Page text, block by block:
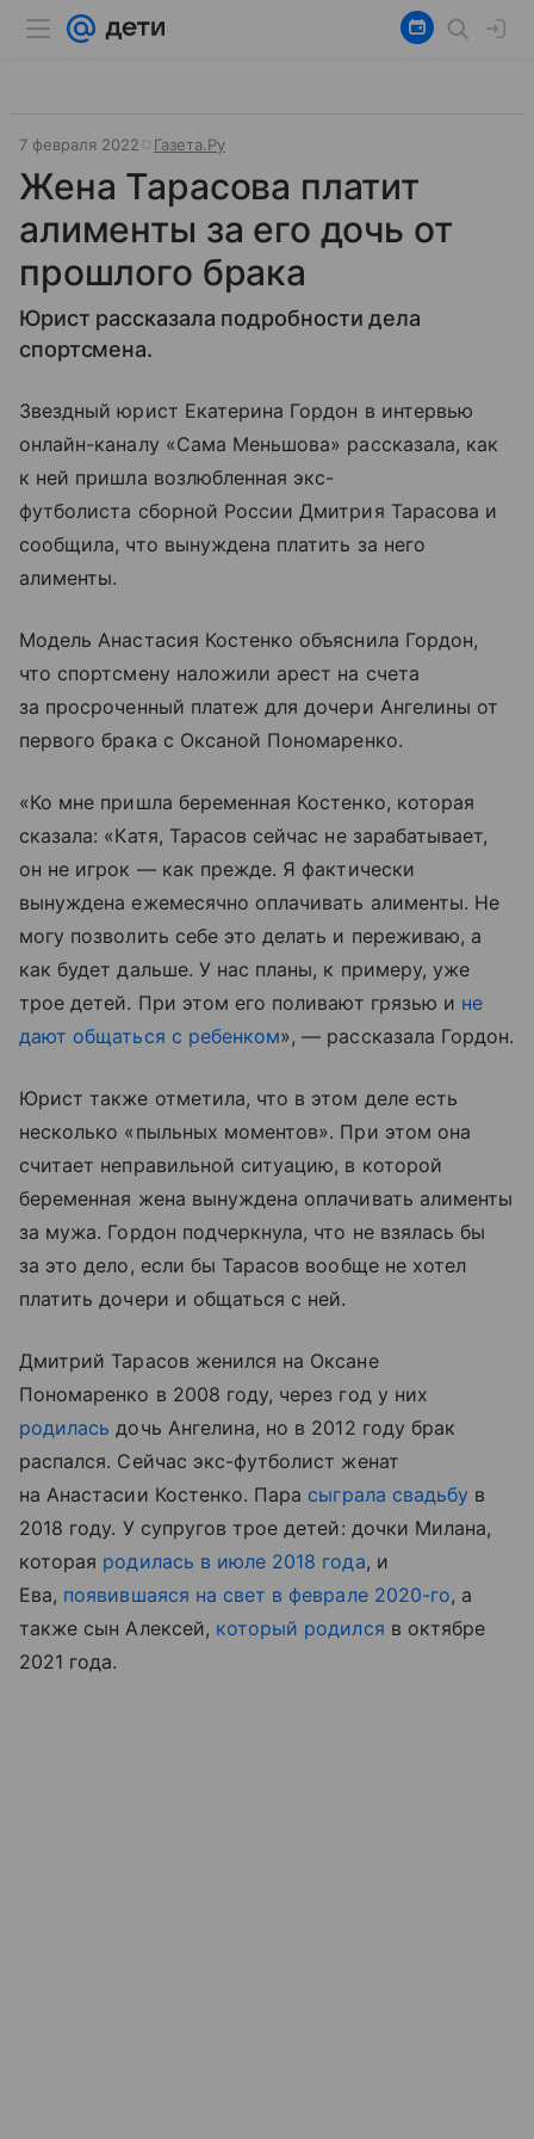
7 февраля 2022 Газета.Ру
Жена Тарасова платит
алименты за его дочь от
прошлого брака
Юрист рассказала подробности дела
спортсмена.
Звездный юрист Екатерина Гордон в интервью
онлайн-каналу «Сама Меньшова» рассказала, как
к ней пришла возлюбленная экс-
футболиста сборной России Дмитрия Тарасова и
сообщила, что вынуждена платить за него
алименты.
Модель Анастасия Костенко объяснила Гордон,
что спортсмену наложили арест на счета
за просроченный платеж для дочери Ангелины от
первого брака с Оксаной Пономаренко.
«Ко мне пришла беременная Костенко, которая
сказала: «Катя, Тарасов сейчас не зарабатывает,
он не игрок — как прежде. Я фактически
вынуждена ежемесячно оплачивать алименты. Не
могу позволить себе это делать и переживаю, а
как будет дальше. У нас планы, к примеру, уже
трое детей. При этом его поливают грязью и не
дают общаться с ребенком», — рассказала Гордон.
Юрист также отметила, что в этом деле есть
несколько «пыльных моментов». При этом она
считает неправильной ситуацию, в которой
беременная жена вынуждена оплачивать алименты
за мужа. Гордон подчеркнула, что не взялась бы
за это дело, если бы Тарасов вообще не хотел
платить дочери и общаться с ней.
Дмитрий Тарасов женился на Оксане
Пономаренко в 2008 году, через год у них
родилась дочь Ангелина, но в 2012 году брак
распался. Сейчас экс-футболист женат
на Анастасии Костенко. Пара сыграла свадьбу в
2018 году. У супругов трое детей: дочки Милана,
которая родилась в июле 2018 года, и
Ева, появившаяся на свет в феврале 2020-го, а
также сын Алексей, который родился в октябре
2021 года.